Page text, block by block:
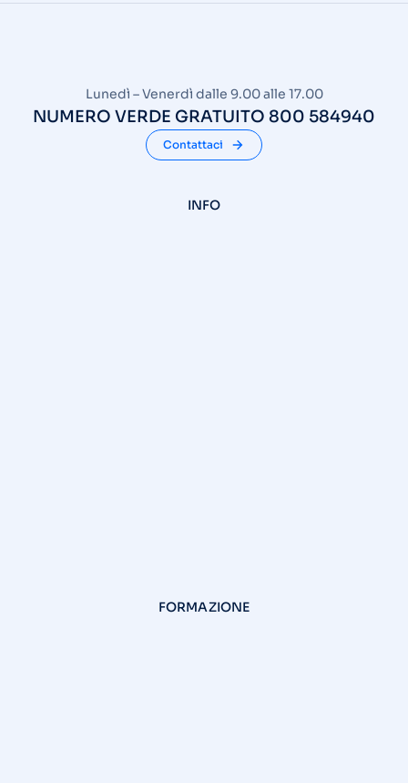
Lunedì – Venerdì dalle 9.00 alle 17.00
NUMERO VERDE GRATUITO 800 584940
Contattaci
INFO
FORMAZIONE